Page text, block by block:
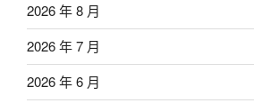
2026 年 8 月
2026 年 7 月
2026 年 6 月